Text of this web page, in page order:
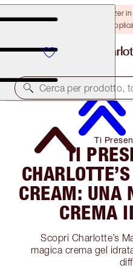
Ricevi un pennello per bronzer
Cerca per prodotto,
Ti
Water
Crema
TI
CREAM: UNA
CREMA
Scopri Charlotte’s
magica crema gel